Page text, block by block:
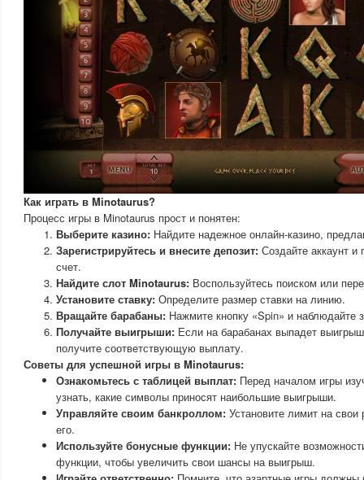
Как играть в Minotaurus?
Процесс игры в Minotaurus прост и понятен:
Выберите казино: Найдите надежное онлайн-казино,
Зарегистрируйтесь и внесите депозит: Создайте аккаунт и
счет.
Найдите слот Minotaurus: Воспользуйтесь поиском или
Установите ставку: Определите размер ставки на линию.
Вращайте барабаны: Нажмите кнопку «Spin» и наблюдайте
Получайте выигрыши: Если на барабанах выпадет
получите соответствующую выплату.
Советы для успешной игры в Minotaurus:
Ознакомьтесь с таблицей выплат: Перед началом игры
узнать, какие символы приносят наибольшие выигрыши.
Управляйте своим банкроллом: Установите лимит на
его.
Используйте бонусные функции: Не упускайте
функции, чтобы увеличить свои шансы на выигрыш.